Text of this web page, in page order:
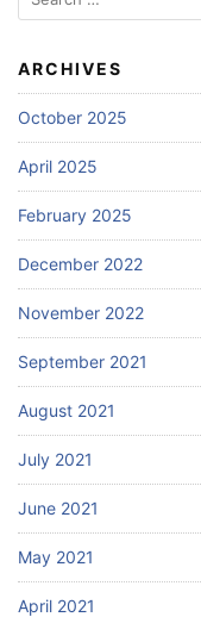
for:
ARCHIVES
October 2025
April 2025
February 2025
December 2022
November 2022
September 2021
August 2021
July 2021
June 2021
May 2021
April 2021